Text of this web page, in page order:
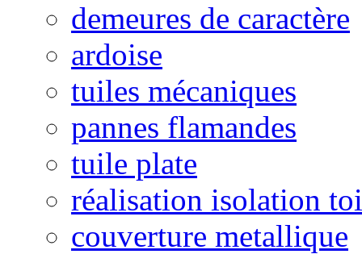
demeures de caractère
ardoise
tuiles mécaniques
pannes flamandes
tuile plate
réalisation isolation
couverture metallique